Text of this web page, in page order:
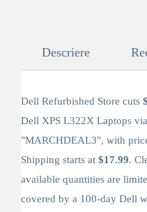
Descriere
Dell Refurbished Store cuts
Dell XPS L322X Laptops
"MARCHDEAL3", with
Shipping starts at $17.99.
available quantities are
covered by a 100-day Dell